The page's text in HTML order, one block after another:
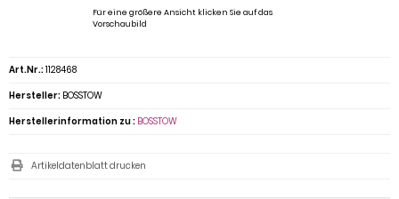
Für eine größere Ansicht klicken Sie auf das
Vorschaubild
Art.Nr.:1128468
Hersteller: BOSSTOW
Herstellerinformation zu : BOSSTOW
Artikeldatenblatt drucken